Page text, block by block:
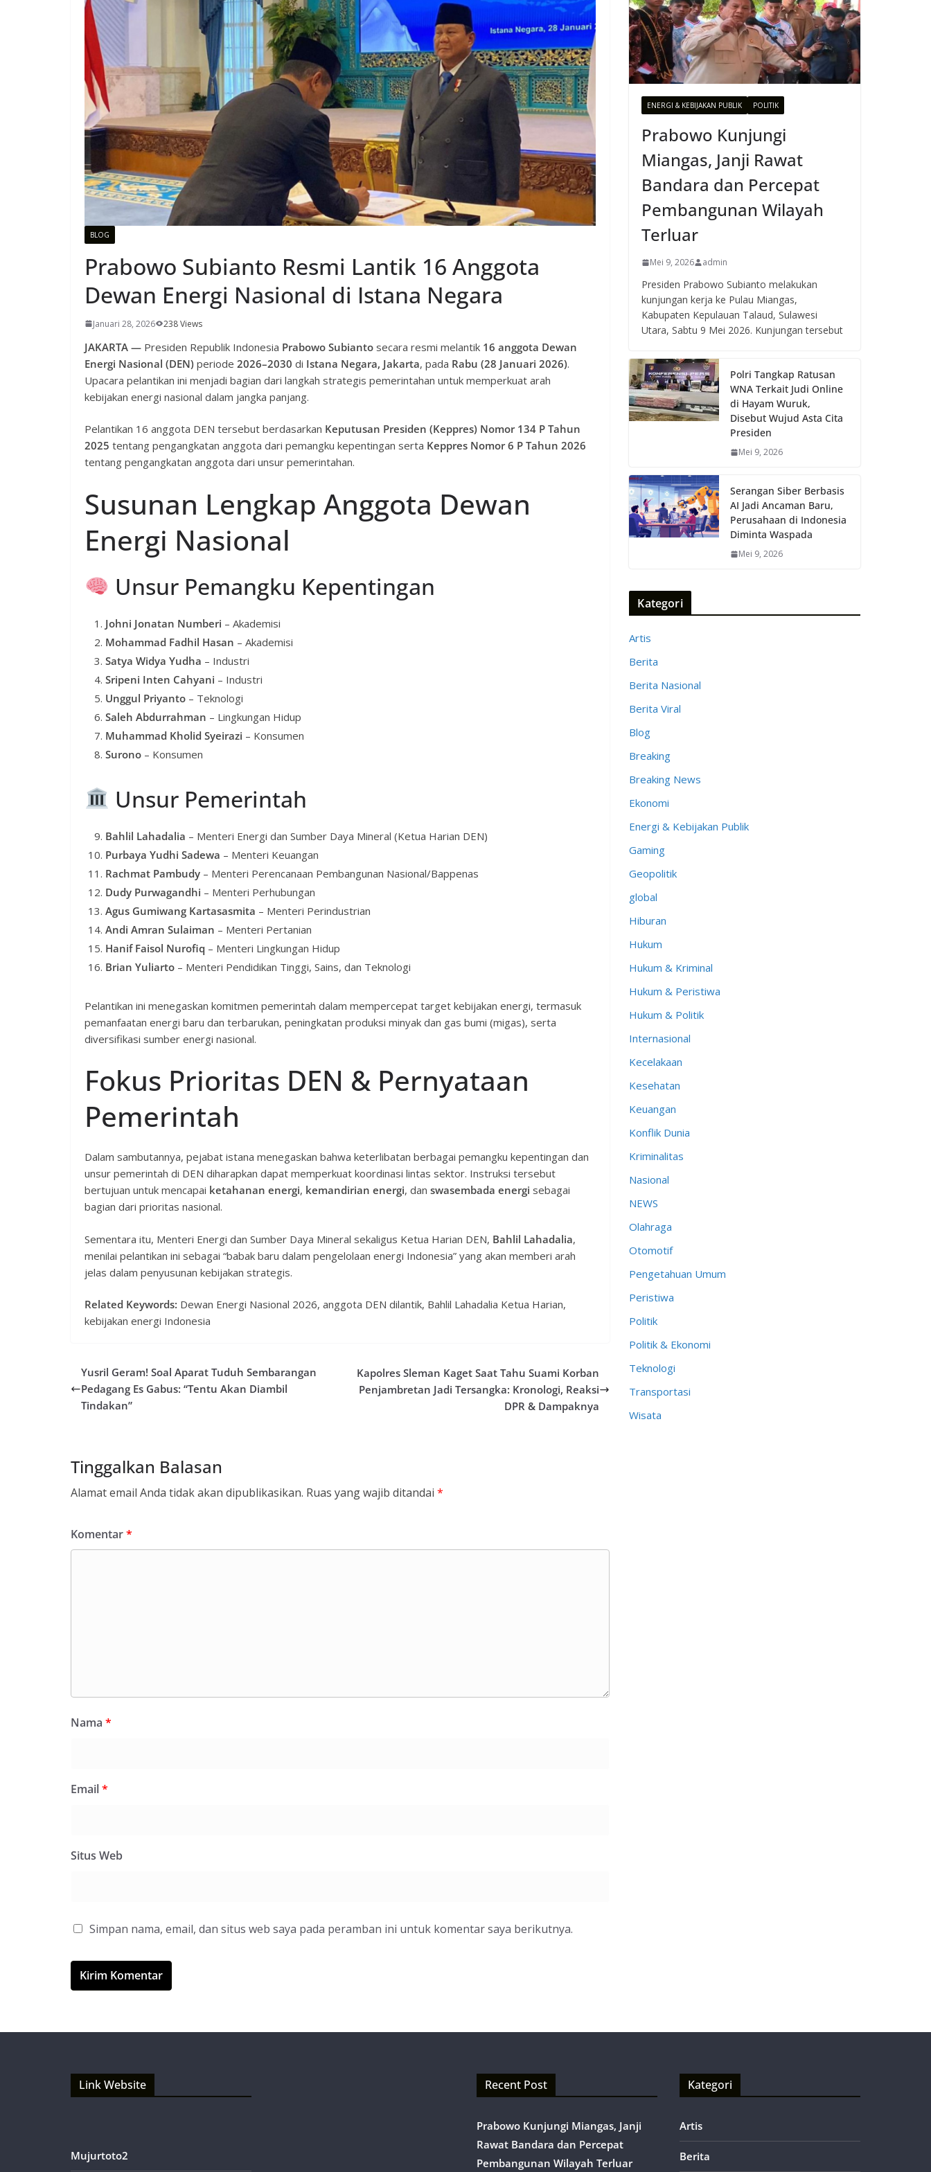
BLOG
Prabowo Subianto Resmi Lantik 16 Anggota
Dewan Energi Nasional di Istana Negara
Januari 28, 2026 238 Views
JAKARTA — Presiden Republik Indonesia Prabowo Subianto secara resmi melantik 16 anggota Dewan
Energi Nasional (DEN) periode 2026–2030 di Istana Negara, Jakarta, pada Rabu (28 Januari 2026).
Upacara pelantikan ini menjadi bagian dari langkah strategis pemerintahan untuk memperkuat arah
kebijakan energi nasional dalam jangka panjang.
Pelantikan 16 anggota DEN tersebut berdasarkan Keputusan Presiden (Keppres) Nomor 134 P Tahun
2025 tentang pengangkatan anggota dari pemangku kepentingan serta Keppres Nomor 6 P Tahun 2026
tentang pengangkatan anggota dari unsur pemerintahan.
Susunan Lengkap Anggota Dewan
Energi Nasional
Unsur Pemangku Kepentingan
Johni Jonatan Numberi – Akademisi
Mohammad Fadhil Hasan – Akademisi
Satya Widya Yudha – Industri
Sripeni Inten Cahyani – Industri
Unggul Priyanto – Teknologi
Saleh Abdurrahman – Lingkungan Hidup
Muhammad Kholid Syeirazi – Konsumen
Surono – Konsumen
Unsur Pemerintah
Bahlil Lahadalia – Menteri Energi dan Sumber Daya Mineral (Ketua Harian DEN)
Purbaya Yudhi Sadewa – Menteri Keuangan
Rachmat Pambudy – Menteri Perencanaan Pembangunan Nasional/Bappenas
Dudy Purwagandhi – Menteri Perhubungan
Agus Gumiwang Kartasasmita – Menteri Perindustrian
Andi Amran Sulaiman – Menteri Pertanian
Hanif Faisol Nurofiq – Menteri Lingkungan Hidup
Brian Yuliarto – Menteri Pendidikan Tinggi, Sains, dan Teknologi
Pelantikan ini menegaskan komitmen pemerintah dalam mempercepat target kebijakan energi, termasuk
pemanfaatan energi baru dan terbarukan, peningkatan produksi minyak dan gas bumi (migas), serta
diversifikasi sumber energi nasional.
Fokus Prioritas DEN & Pernyataan
Pemerintah
Dalam sambutannya, pejabat istana menegaskan bahwa keterlibatan berbagai pemangku kepentingan dan
unsur pemerintah di DEN diharapkan dapat memperkuat koordinasi lintas sektor. Instruksi tersebut
bertujuan untuk mencapai ketahanan energi, kemandirian energi, dan swasembada energi sebagai
bagian dari prioritas nasional.
Sementara itu, Menteri Energi dan Sumber Daya Mineral sekaligus Ketua Harian DEN, Bahlil Lahadalia,
menilai pelantikan ini sebagai “babak baru dalam pengelolaan energi Indonesia” yang akan memberi arah
jelas dalam penyusunan kebijakan strategis.
Related Keywords: Dewan Energi Nasional 2026, anggota DEN dilantik, Bahlil Lahadalia Ketua Harian,
kebijakan energi Indonesia
Yusril Geram! Soal Aparat Tuduh Sembarangan
Pedagang Es Gabus: “Tentu Akan Diambil
Tindakan”
Kapolres Sleman Kaget Saat Tahu Suami Korban
Penjambretan Jadi Tersangka: Kronologi, Reaksi
DPR & Dampaknya
Tinggalkan Balasan
Alamat email Anda tidak akan dipublikasikan. Ruas yang wajib ditandai *
Komentar*
Nama *
Email*
Situs Web
Simpan nama, email, dan situs web saya pada peramban ini untuk komentar saya berikutnya.
ENERGI & KEBIJAKAN PUBLIK POLITIK
Prabowo Kunjungi
Miangas, Janji Rawat
Bandara dan Percepat
Pembangunan Wilayah
Terluar
Mei 9, 2026 admin
Presiden Prabowo Subianto melakukan
kunjungan kerja ke Pulau Miangas,
Kabupaten Kepulauan Talaud, Sulawesi
Utara, Sabtu 9 Mei 2026. Kunjungan tersebut
Polri Tangkap Ratusan
WNA Terkait Judi Online
di Hayam Wuruk,
Disebut Wujud Asta Cita
Presiden
Mei 9, 2026
Serangan Siber Berbasis
AI Jadi Ancaman Baru,
Perusahaan di Indonesia
Diminta Waspada
Mei 9, 2026
Kategori
Artis
Berita
Berita Nasional
Berita Viral
Blog
Breaking
Breaking News
Ekonomi
Energi & Kebijakan Publik
Gaming
Geopolitik
global
Hiburan
Hukum
Hukum & Kriminal
Hukum & Peristiwa
Hukum & Politik
Internasional
Kecelakaan
Kesehatan
Keuangan
Konflik Dunia
Kriminalitas
Nasional
NEWS
Olahraga
Otomotif
Pengetahuan Umum
Peristiwa
Politik
Politik & Ekonomi
Teknologi
Transportasi
Wisata
Link Website
Mujurtoto2
Recent Post
Prabowo Kunjungi Miangas, Janji
Rawat Bandara dan Percepat
Pembangunan Wilayah Terluar
Kategori
Artis
Berita